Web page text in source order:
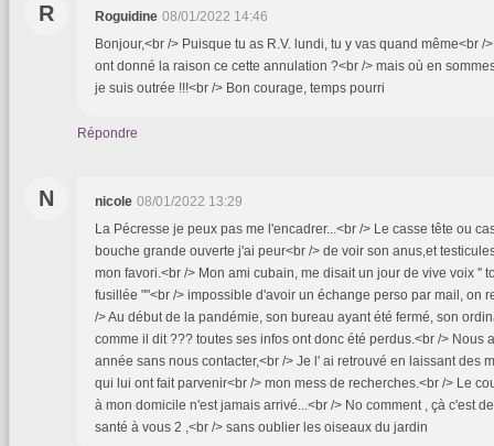
R Roguidine 08/01/2022 14:46
Bonjour,<br /> Puisque tu as R.V. lundi, tu y vas quand même<br
ont donné la raison ce cette annulation ?<br /> mais où en
je suis outrée !!!<br /> Bon courage, temps pourri
Répondre
N nicole 08/01/2022 13:29
La Pécresse je peux pas me l'encadrer...<br /> Le casse tête ou
bouche grande ouverte j'ai peur<br /> de voir son anus,et
mon favori.<br /> Mon ami cubain, me disait un jour de vive voix ''
fusillée ""<br /> impossible d'avoir un échange perso par mail, on
/> Au début de la pandémie, son bureau ayant été fermé, son
comme il dit ??? toutes ses infos ont donc été perdus.<br /> Nous
année sans nous contacter,<br /> Je l' ai retrouvé en laissant des
qui lui ont fait parvenir<br /> mon mess de recherches.<br /> Le
à mon domicile n'est jamais arrivé...<br /> No comment , çà c'est
santé à vous 2 ,<br /> sans oublier les oiseaux du jardin